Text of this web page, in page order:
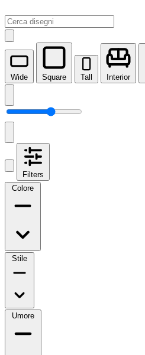
Wide Square Tall Interior
Filters
Colore
Stile
Umore